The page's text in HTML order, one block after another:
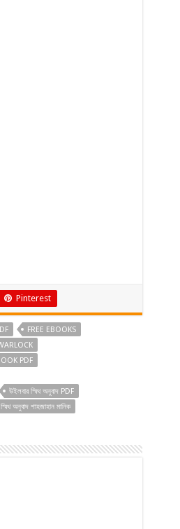
Pinterest
FREE EBOOKS
PDF
উইলবার স্মিথ অনুবাদ PDF
অনুবাদ শাহজাহান মানিক